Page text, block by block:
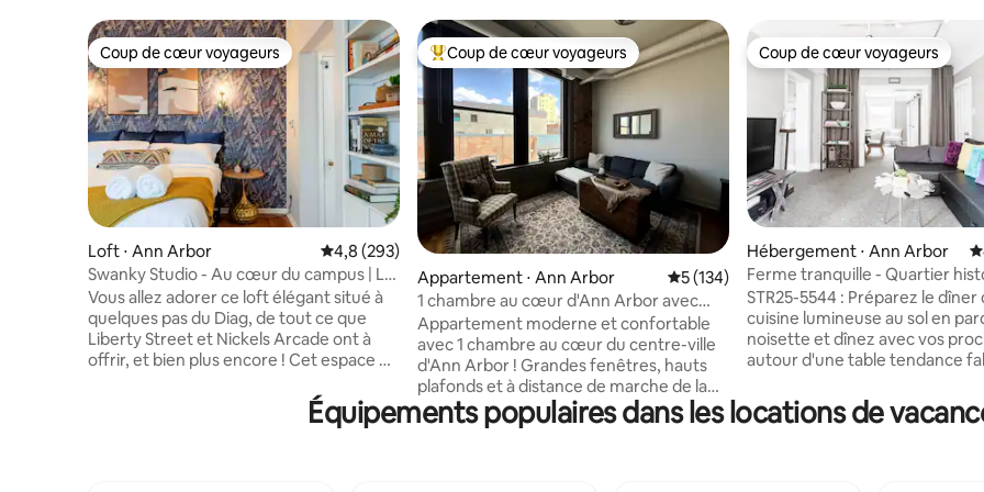
Coup de cœur voyageurs
Coup de cœur voyageurs
Loft ⋅ Ann Arbor Évaluation moyenne sur la base de 293 commentaires : 4,8 sur 5
4,8 (293)
Swanky Studio - Au cœur du campus | LIT
KING SIZE !
Vous allez adorer ce loft élégant situé à
quelques pas du Diag, de tout ce que
Liberty Street et Nickels Arcade ont à
offrir, et bien plus encore ! Cet espace de
d'ambiance et un cadre de vie agréable
en centre-ville ! Installez-vous dans votre
Coups de cœur voyageurs les plus appréciés
Coup de cœur voyageurs
Appartement ⋅ Ann Arbor Évaluation moyenne sur la base de 134
5 (134)
1 chambre au cœur d'Ann Arbor avec
fenêtres et parking
Appartement moderne et confortable
avec 1 chambre au cœur du centre-ville
d'Ann Arbor ! Grandes fenêtres, hauts
plafonds et à distance de marche de la
Big House, du campus U of M, du
Michigan Theater, de Kerrytown et des
Coup de cœur voyageurs
Coup de cœur voyageurs
Hébergement ⋅ Ann Arbor
Ferme tranquille - Quartier
Kerrytown
STR25-5544 : Préparez le dîner
cuisine lumineuse au sol en
noisette et dînez avec vos
autour d'une table tendance
aux couleurs vives, ses
couleurs froides et son mobilier
Équipements populaires dans les locations de